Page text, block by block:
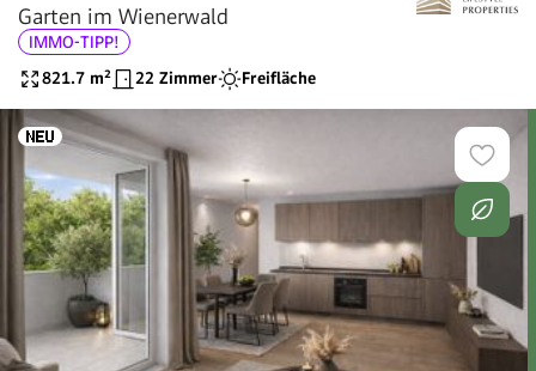
Garten im Wienerwald
IMMO-TIPP!
821.7 m² 22 Zimmer Freifläche